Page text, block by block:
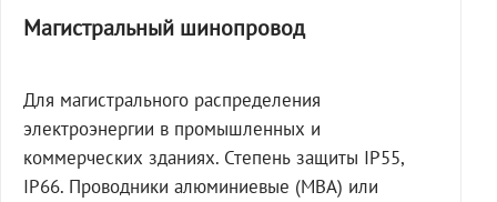
Магистральный шинопровод
Для магистрального распределения
электроэнергии в промышленных и
коммерческих зданиях. Степень защиты IP55,
IP66. Проводники алюминиевые (МВА) или